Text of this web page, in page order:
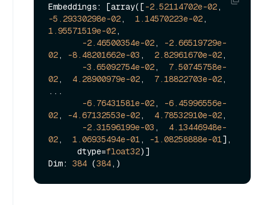
Embeddings: [array([-2.52114702e-02
-5.29330298e-02, 1.14570223e-02
1.95571519e-02,
-2.46500354e-02,
-2.66519729e-
02, -8.48201662e-03 , 2.82961670e-02,
-3.65092754e-02, 7.50745758e-
02, 4.28900979e-02, 7.18822703e-02,
...
-6.76431581e-02,
-6.45996556e-
02, -4.67132553e-02, 4.78532910e-02,
-2.31596199e-03 , 4.13446948e-
02, 1.06935494e-01, -1.08258888e-01],
      dtype=
float32)]
Dim: 384 (384